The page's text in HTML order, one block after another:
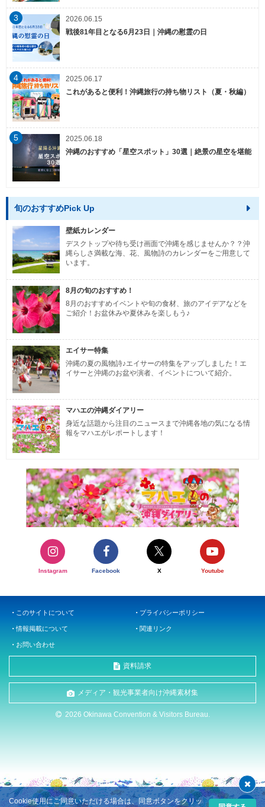
3
2026.06.15
戦後81年目となる6月23日｜沖縄の慰霊の日
4
2025.06.17
これがあると便利！沖縄旅行の持ち物リスト（夏・秋編）
5
2025.06.18
沖縄のおすすめ「星空スポット」30選｜絶景の星空を堪能
旬のおすすめPick Up
壁紙カレンダー
デスクトップや待ち受け画面で沖縄を感じませんか？？沖
縄らしさ満載な海、花、風物詩のカレンダーをご用意して
います。
8月の旬のおすすめ！
8月のおすすめイベントや旬の食材、旅のアイデアなどを
ご紹介！お盆休みや夏休みを楽しもう♪
エイサー特集
沖縄の夏の風物詩♪エイサーの特集をアップしました！エ
イサーと沖縄のお盆や演者、イベントについて紹介。
マハエの沖縄ダイアリー
身近な話題から注目のニュースまで沖縄各地の気になる情
報をマハエがレポートします！
Instagram Facebook X Youtube
このサイトについて プライバシーポリシー
情報掲載について 関連リンク
お問い合わせ
資料請求
メディア・観光事業者向け沖縄素材集
2026 Okinawa Convention & Visitors Bureau.
Cookie使用にご同意いただける場合は、同意ボタンをクリッ